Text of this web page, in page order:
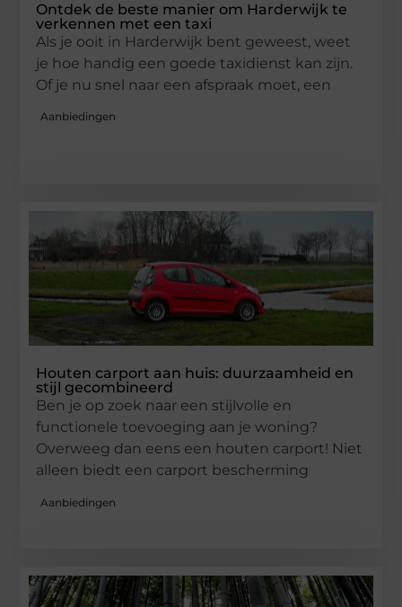
Ontdek de beste manier om Harderwijk te
verkennen met een taxi
Als je ooit in Harderwijk bent geweest, weet
je hoe handig een goede taxidienst kan zijn.
Of je nu snel naar een afspraak moet, een
Aanbiedingen
Houten carport aan huis: duurzaamheid en
stijl gecombineerd
Ben je op zoek naar een stijlvolle en
functionele toevoeging aan je woning?
Overweeg dan eens een houten carport! Niet
alleen biedt een carport bescherming
Aanbiedingen